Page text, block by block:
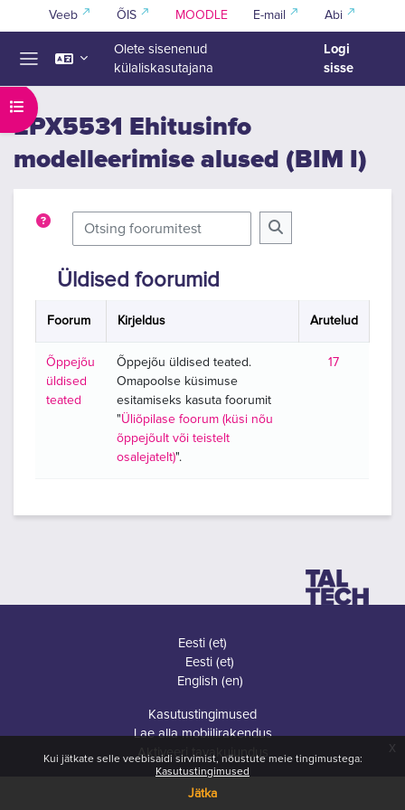
Jäta vahele peasisuni
Kui jätkate selle veebisaidi sirvimist, nõustute meie tingimustega:
Kasutustingimused
Jätka
x
Veeb ÕIS MOODLE E-mail Abi
Olete sisenenud
külaliskasutajana
Logi
sisse
Ava kursuse sisukord
EPX5531 Ehitusinfo
modelleerimise alused (BIM I)
Otsing foorumitest
Otsing foorumitest
Üldised foorumid
Foorum Kirjeldus Arutelud
Õppejõu
üldised
teated
Õppejõu üldised teated.
Omapoolse küsimuse
esitamiseks kasuta foorumit
"Üliõpilase foorum (küsi nõu
õppejõult või teistelt
osalejatelt)".
17
Eesti ‎(et)‎
Eesti ‎(et)‎
English ‎(en)‎
Kasutustingimused
Lae alla mobiilirakendus
Aktiveeri tavakujundus